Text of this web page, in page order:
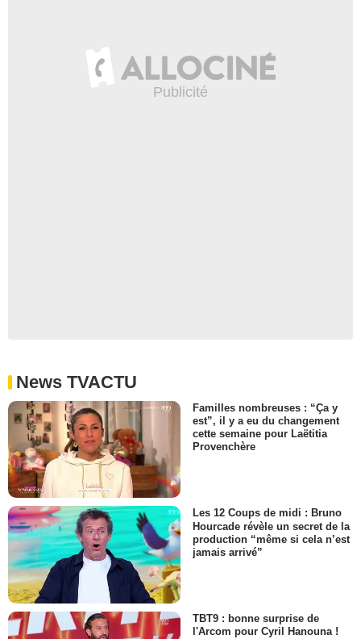
News TVACTU
Familles nombreuses : “Ça y
est”, il y a eu du changement
cette semaine pour Laëtitia
Provenchère
Les 12 Coups de midi : Bruno
Hourcade révèle un secret de la
production “même si cela n’est
jamais arrivé”
TBT9 : bonne surprise de
l'Arcom pour Cyril Hanouna !